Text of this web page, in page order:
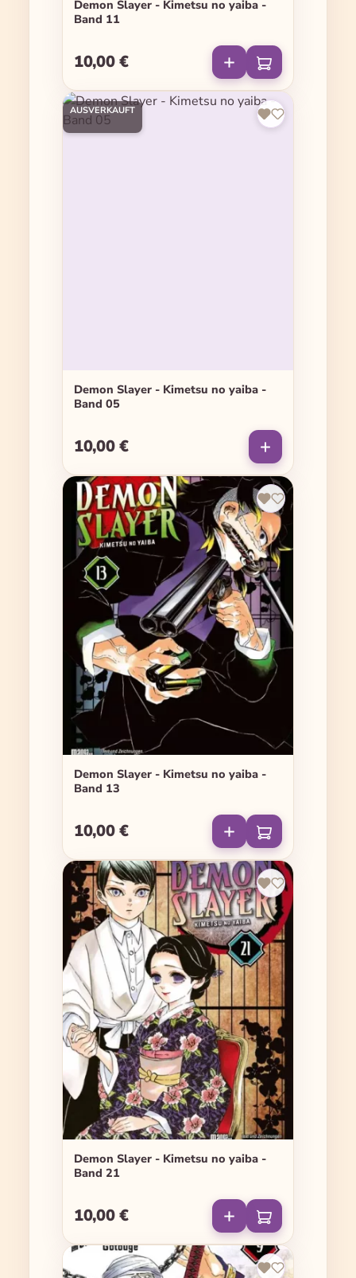
Demon Slayer - Kimetsu no yaiba -
Band 11
Regulärer Preis:
10,00 €
AUSVERKAUFT
Demon Slayer - Kimetsu no yaiba -
Band 05
Regulärer Preis:
10,00 €
Demon Slayer - Kimetsu no yaiba -
Band 13
Regulärer Preis:
10,00 €
Demon Slayer - Kimetsu no yaiba -
Band 21
Regulärer Preis:
10,00 €